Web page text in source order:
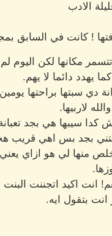
الادب
! كانت في السابق
مكانها لكن اليوم لم
يهدد دائما لا يهم.
دي سبتها براحتها يومين
لاربيها.
كدا سيبها هي بجد
بجد بس اهي قريب
منها لي هو ازاي
انت اكيد اتجننت البنت
بتقول ايه.